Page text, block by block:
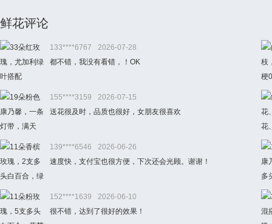
鲜花评论
133****6767
2026-07-28
都不错，我没有看错，！OK
155****3159
2026-07-15
送花很及时，品质也很好，女朋友很喜欢
139****6546
2026-06-26
速度快，支付宝也很方便，下次还会光顾。谢谢！
152****1639
2026-06-10
很不错，达到了很好的效果！